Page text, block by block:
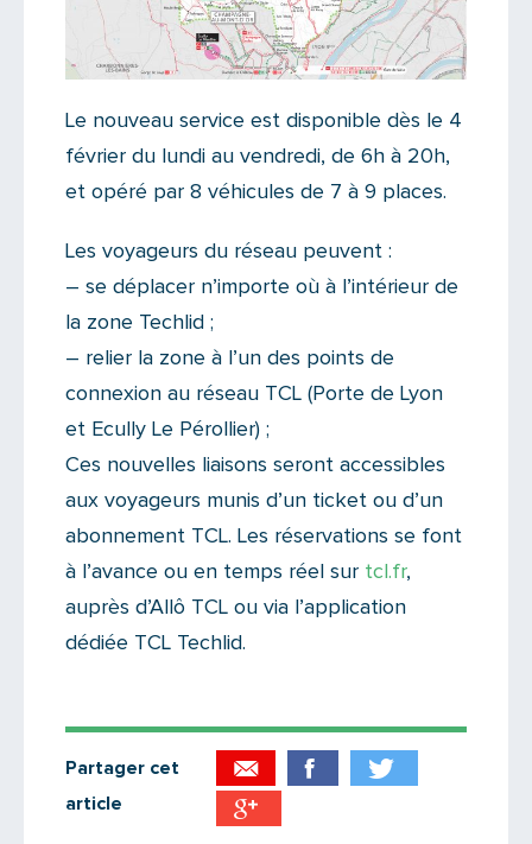
Le nouveau service est disponible dès le 4
février du lundi au vendredi, de 6h à 20h,
et opéré par 8 véhicules de 7 à 9 places.
Les voyageurs du réseau peuvent :
– se déplacer n’importe où à l’intérieur de
la zone Techlid ;
– relier la zone à l’un des points de
connexion au réseau TCL (Porte de Lyon
et Ecully Le Pérollier) ;
Ces nouvelles liaisons seront accessibles
aux voyageurs munis d’un ticket ou d’un
abonnement TCL. Les réservations se font
à l’avance ou en temps réel sur tcl.fr,
auprès d’Allô TCL ou via l’application
dédiée TCL Techlid.
Partager cet
article